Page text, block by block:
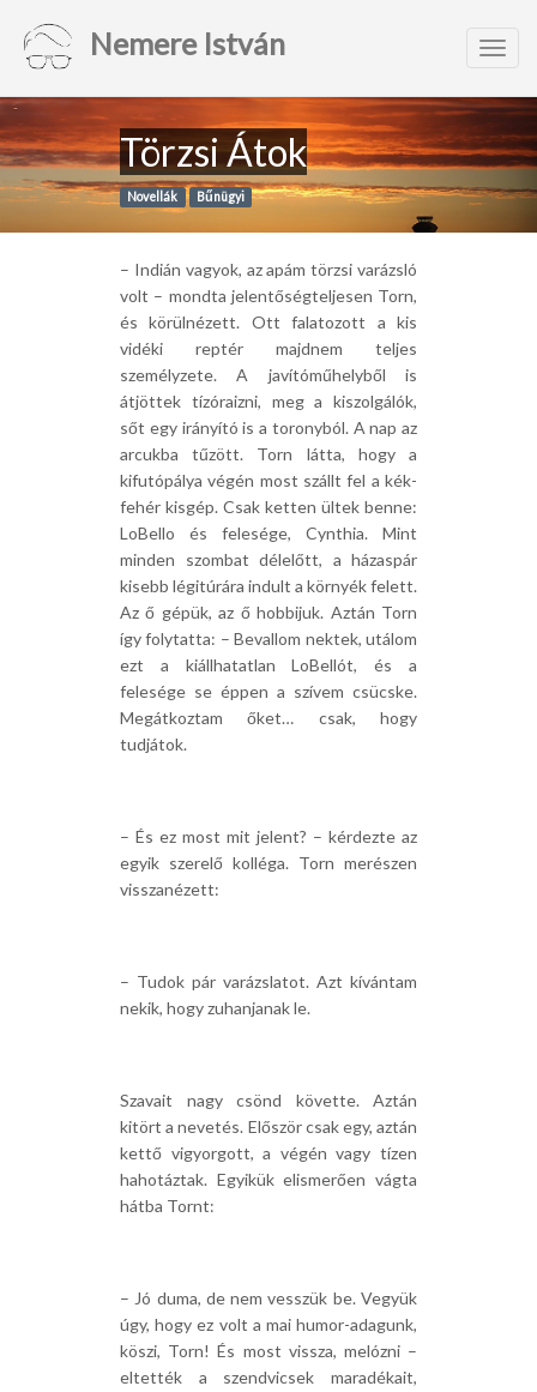
Nemere István
Törzsi Átok
Novellák Bűnügyi
– Indián vagyok, az apám törzsi varázsló
volt – mondta jelentőségteljesen Torn,
és körülnézett. Ott falatozott a kis
vidéki reptér majdnem teljes
személyzete. A javítóműhelyből is
átjöttek tízóraizni, meg a kiszolgálók,
sőt egy irányító is a toronyból. A nap az
arcukba tűzött. Torn látta, hogy a
kifutópálya végén most szállt fel a kék-
fehér kisgép. Csak ketten ültek benne:
LoBello és felesége, Cynthia. Mint
minden szombat délelőtt, a házaspár
kisebb légitúrára indult a környék felett.
Az ő gépük, az ő hobbijuk. Aztán Torn
így folytatta: – Bevallom nektek, utálom
ezt a kiállhatatlan LoBellót, és a
felesége se éppen a szívem csücske.
Megátkoztam őket… csak, hogy
tudjátok.
– És ez most mit jelent? – kérdezte az
egyik szerelő kolléga. Torn merészen
visszanézett:
– Tudok pár varázslatot. Azt kívántam
nekik, hogy zuhanjanak le.
Szavait nagy csönd követte. Aztán
kitört a nevetés. Először csak egy, aztán
kettő vigyorgott, a végén vagy tízen
hahotáztak. Egyikük elismerően vágta
hátba Tornt:
– Jó duma, de nem vesszük be. Vegyük
úgy, hogy ez volt a mai humor-adagunk,
köszi, Torn! És most vissza, melózni –
eltették a szendvicsek maradékait,